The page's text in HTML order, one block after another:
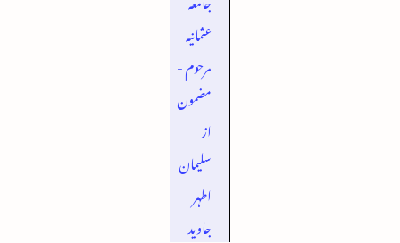
عثمانیہ
مرحوم -
مضمون
از
سلیمان
اطہر
جاوید